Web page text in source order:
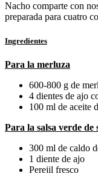
Nacho comparte con
preparada para cuatro
Ingredientes
Para la merluza
600-800 g de
4 dientes de ajo
100 ml de aceite
Para la salsa verde de
300 ml de caldo
1 diente de ajo
Perejil fresco